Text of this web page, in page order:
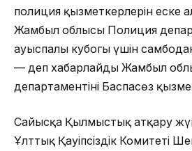
полиция қызметкерлерін еске
Жамбыл облысы Полиция
ауыспалы кубогы үшін
— деп хабарлайды Жамбыл
департаментінің Баспасөз
Сайысқа Қылмыстық атқару
Ұлттық Қауіпсіздік Комитеті